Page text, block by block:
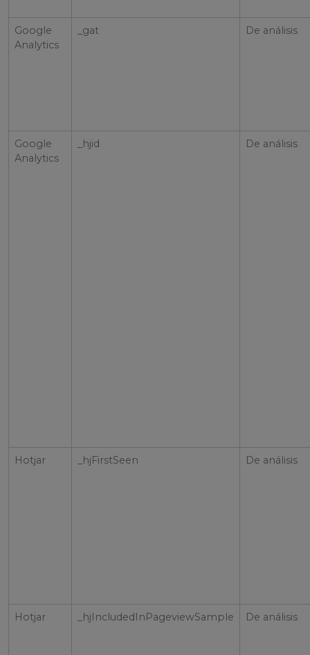
Google
Analytics
_gat De análisis
Google
Analytics
_hjid De análisis
Hotjar _hjFirstSeen De análisis
Hotjar _hjIncludedInPageviewSample De análisis